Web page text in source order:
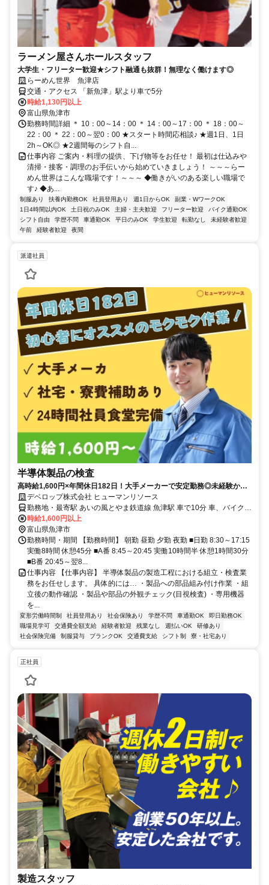
ラーメン屋さんホールスタッフ
大学生・フリーター歓迎★シフト融通も抜群！無理なく働けます◎
らーめん世界 魚津店
交通・アクセス 「新魚津」駅より車で5分
時給1,130円以上
富山県魚津市
勤務時間詳細 ＊ 10：00～14：00 ＊ 14：00～17：00 ＊ 18：00～
22：00 ＊ 22：00～翌0：00 ★スタート時間応相談♪ ★週1日、1日
2h～OK◎ ★2週間毎のシフト自...
仕事内容 ご案内・料理の提供、下げ物等をお任せ！ 最初は仕込みや
清掃・接客・調理のお手伝いから始めていきましょう！ ～～～らー
めん世界はこんな職場です！～～～ ◆働きがいのある楽しい職場で
す♪ ◆あ...
制服あり 扶養内勤務OK 社員登用あり 週1日からOK
副業・WワークOK
1日4時間以内OK
土日祝のみOK 主婦・主夫歓迎 フリーター歓迎
バイク通勤OK
シフト自由
学歴不問 車通勤OK 平日のみOK 学生歓迎 転勤なし
未経験者歓迎
午前
経験者歓迎 夜間
派遣社員
半導体製品の検査
高時給1,600円×年間休日182日！大手メーカーで安定勤務◎未経験から
始められる目視検査/品質検査スタッフ
デベロップ株式会社 ヒューマンリソース
勤務地・最寄駅 あいの風とやま鉄道線 魚津駅 車で10分 車、バイク通
勤可能 駐車場完備
時給1,600円以上
富山県魚津市
勤務時間・期間 【勤務時間】 朝勤 昼勤 夕勤 夜勤 ■日勤 8:30～17:15
実働8時間 休憩45分 ■A番 8:45～20:45 実働10時間半 休憩1時間30分
■B番 20:45～翌8...
仕事内容 【仕事内容】 半導体製品の製造工程における組立・検査業
務をお任せします。 具体的には… ・製品への部品組み付け作業 ・組
立後の動作確認 ・製品や部品の外観チェック(目視検査) ・専用機器
を...
変形労働時間制 社員登用あり 社会保険あり 学歴不問 車通勤OK
即日勤務OK
職場見学可
交通費全額支給 経験者歓迎 残業なし 週払いOK
研修あり
社会保険完備
制服貸与 ブランクOK 交通費支給 シフト制 寮・社宅あり
正社員
製造スタッフ